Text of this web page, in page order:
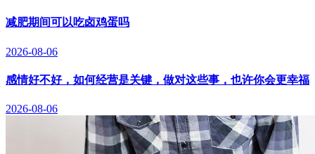
减肥期间可以吃卤鸡蛋吗
2026-08-06
感情好不好，如何经营是关键，做对这些事，也许你会更幸福
2026-08-06